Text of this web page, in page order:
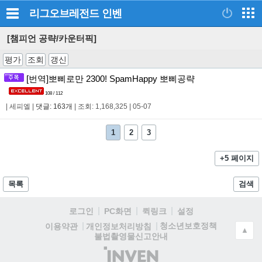
리그오브레전드 인벤
[챔피언 공략/카운터픽]
평가 조회 갱신
[번역]뽀삐로만 2300! SpamHappy 뽀삐공략
108 / 112
세피엘 댓글: 163개 조회: 1,168,325 05-07
1 2 3
+5 페이지
목록 검색
로그인 PC화면 퀵링크
설정
이용약관
개인정보처리방침
청소년보호정책
불법촬영물신고안내
(주)
▲